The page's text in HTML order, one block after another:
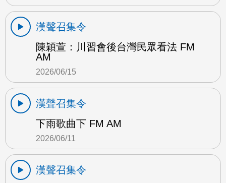
漢聲召集令
陳穎萱：川習會後台灣民眾看法 FM
AM
2026/06/15
漢聲召集令
下雨歌曲下 FM AM
2026/06/11
漢聲召集令